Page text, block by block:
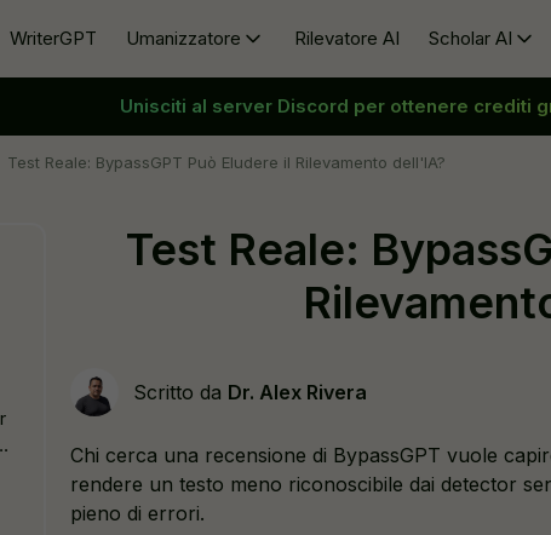
AI gratuito
AI dal testo
AI
Evitare il rilevamento AI
Aggirare GPT
Riscrittore di saggi
Rimuovere l’AI
Umanizzare AI (gratuito)
di Argomenti
di Abstract
di Conclusioni per Saggi
Ricerca Sinonimi
Generatore di
Accorciatore di
Generatore di Titoli
WriterGPT Umanizzatore Rilevatore AI Scholar AI
Scholar AI
Generatore
Impostazioni
Unisciti al server Discord per ottenere crediti
Test Reale: BypassGPT Può Eludere il Rilevamento dell'IA?
i
Test Reale:
Scritto da Dr. Alex Rivera
Chi cerca una recensione di BypassGPT vuole
rendere un testo meno riconoscibile dai detector
pieno di errori.